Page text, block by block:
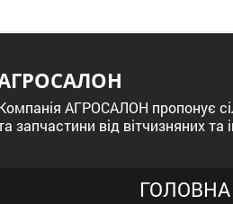
АГРОСАЛОН пропонує
запчастини від вітчизняних та
ГОЛОВНА